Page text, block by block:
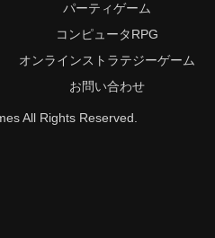
パーティゲーム
コンピュータRPG
オンラインストラテジーゲーム
お問い合わせ
All Rights Reserved.